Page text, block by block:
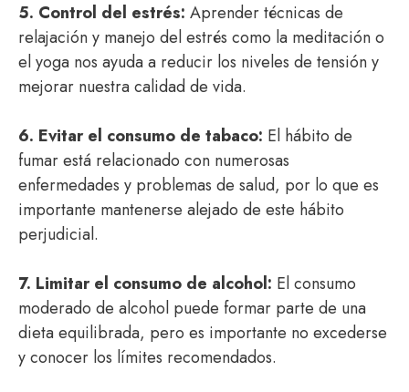
5. Control del estrés: Aprender técnicas de
relajación y manejo del estrés como la meditación o
el yoga nos ayuda a reducir los niveles de tensión y
mejorar nuestra calidad de vida.
6. Evitar el consumo de tabaco: El hábito de
fumar está relacionado con numerosas
enfermedades y problemas de salud, por lo que es
importante mantenerse alejado de este hábito
perjudicial.
7. Limitar el consumo de alcohol: El consumo
moderado de alcohol puede formar parte de una
dieta equilibrada, pero es importante no excederse
y conocer los límites recomendados.